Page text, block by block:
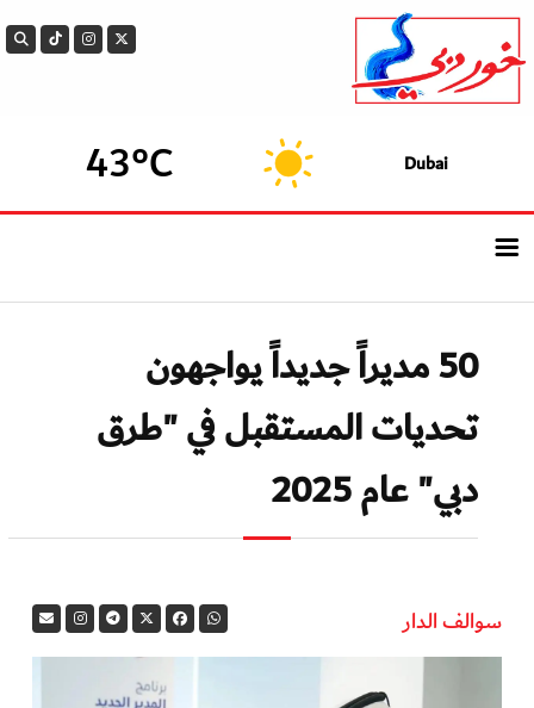
Dubai
43°C
الرئيسيــة
أحدث الأخبار
سوالف الدار
بيزنس
وثائقيات الخور
50 مديراً جديداً يواجهون
تحديات المستقبل في "طرق
دبي" عام 2025
سوالف الدار